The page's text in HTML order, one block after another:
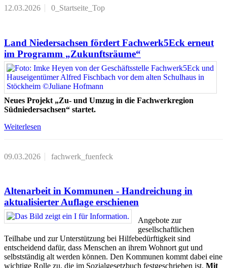
12.03.2026 0_Startseite_Top
Land Niedersachsen fördert Fachwerk5Eck erneut
im Programm „Zukunftsräume“
Neues Projekt „Zu- und Umzug in die Fachwerkregion
Südniedersachsen“ startet.
Weiterlesen
09.03.2026 fachwerk_fuenfeck
Altenarbeit in Kommunen - Handreichung in
aktualisierter Auflage erschienen
Angebote zur
gesellschaftlichen
Teilhabe und zur Unterstützung bei Hilfebedürftigkeit sind
entscheidend dafür, dass Menschen an ihrem Wohnort gut und
selbstständig alt werden können. Den Kommunen kommt dabei eine
wichtige Rolle zu, die im Sozialgesetzbuch festgeschrieben ist. Mit